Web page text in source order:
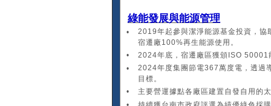
綠能發展與能源管理
•
2019年起參與潔淨能源基金投資，
宿遷廠100%再生能源使用。
•
2024年底，宿遷廠區獲頒ISO 50001
•
2024年度集團節電367萬度電，透過
目標。
•
主要營運據點各廠區建置自發自用的